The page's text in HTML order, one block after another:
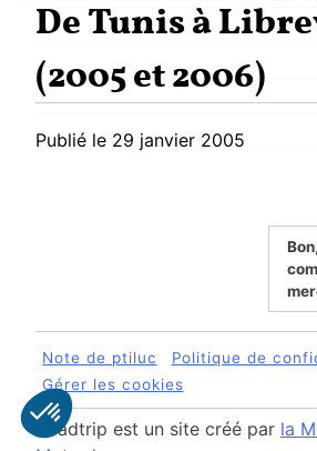
De Tunis à
(2005 et 2006)
Publié le 29 janvier 2005
Note de ptiluc
Politique de
Gérer les cookies
Roadtrip est un site créé par la